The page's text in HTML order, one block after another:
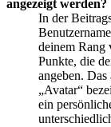
angezeigt werden?
In der
deinem Rang
Punkte, die
angeben.
„Avatar“
ein